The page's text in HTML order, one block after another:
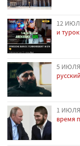
12
и
5
1
время